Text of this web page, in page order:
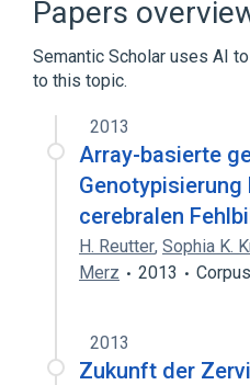
Papers
Semantic Scholar uses AI
to this topic.
2013
Array-basierte
Genotypisierung
cerebralen
H. Reutter, Sophia K.
Merz
2013
2013
Zukunft der